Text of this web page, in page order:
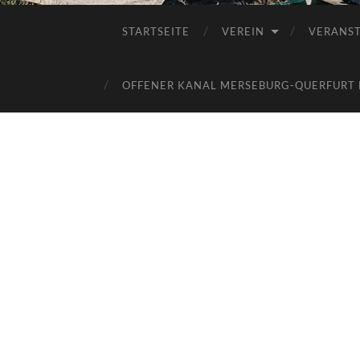
STARTSEITE VEREIN
OFFENER KANAL MERSEBURG-QUERFURT